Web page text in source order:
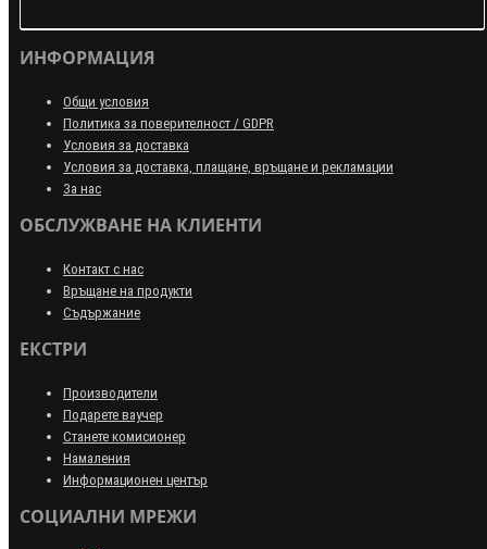
ИНФОРМАЦИЯ
Общи условия
Политика за поверителност / GDPR
Условия за доставка
Условия за доставка, плащане, връщане и рекламации
За нас
ОБСЛУЖВАНЕ НА КЛИЕНТИ
Контакт с нас
Връщане на продукти
Съдържание
ЕКСТРИ
Производители
Подарете ваучер
Станете комисионер
Намаления
Информационен център
СОЦИАЛНИ МРЕЖИ